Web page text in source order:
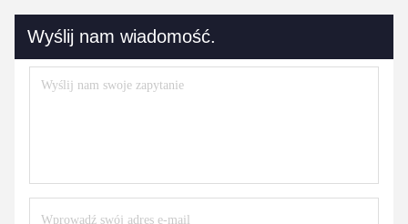
Wyślij nam wiadomość.